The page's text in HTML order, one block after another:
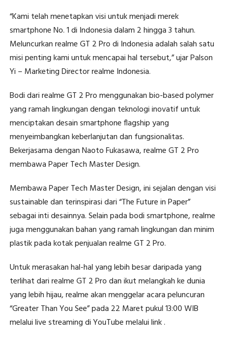
“Kami telah menetapkan visi untuk menjadi merek
smartphone No. 1 di Indonesia dalam 2 hingga 3 tahun.
Meluncurkan realme GT 2 Pro di Indonesia adalah salah satu
misi penting kami untuk mencapai hal tersebut,” ujar Palson
Yi – Marketing Director realme Indonesia.
Bodi dari realme GT 2 Pro menggunakan bio-based polymer
yang ramah lingkungan dengan teknologi inovatif untuk
menciptakan desain smartphone flagship yang
menyeimbangkan keberlanjutan dan fungsionalitas.
Bekerjasama dengan Naoto Fukasawa, realme GT 2 Pro
membawa Paper Tech Master Design.
Membawa Paper Tech Master Design, ini sejalan dengan visi
sustainable dan terinspirasi dari “The Future in Paper”
sebagai inti desainnya. Selain pada bodi smartphone, realme
juga menggunakan bahan yang ramah lingkungan dan minim
plastik pada kotak penjualan realme GT 2 Pro.
Untuk merasakan hal-hal yang lebih besar daripada yang
terlihat dari realme GT 2 Pro dan ikut melangkah ke dunia
yang lebih hijau, realme akan menggelar acara peluncuran
“Greater Than You See” pada 22 Maret pukul 13:00 WIB
melalui live streaming di YouTube melalui link .